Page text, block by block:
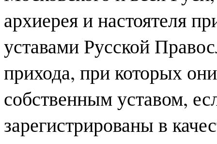
архиерея и настоятеля
уставами Русской
прихода, при которых
собственным уставом,
зарегистрированы в